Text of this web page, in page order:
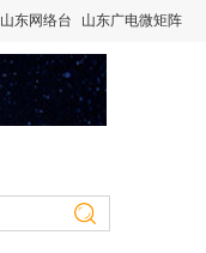
山东网络台 山东广电微矩阵